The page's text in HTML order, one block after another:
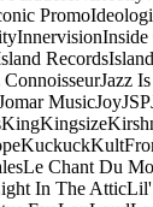
Promo
Innervision
Records
ConnoisseurJazz
MusicJoyJSP
KingKingsize
Kuckuck
Le Chant Du
In The AtticLil'